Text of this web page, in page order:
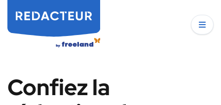
Confiez la